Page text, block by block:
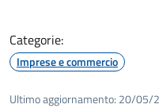
Categorie:
Imprese e commercio
Ultimo aggiornamento: 20/05/